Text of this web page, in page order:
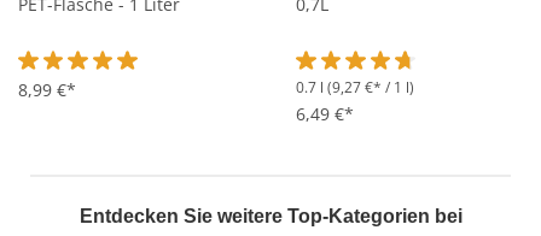
PET-Flasche - 1 Liter
Durchschnittliche Bewertung von 5 von 5 Sternen
8,99 €*
0,7L
Durchschnittliche
0.7 l (9,27 €* / 1 l)
6,49 €*
Entdecken Sie weitere Top-Kategorien bei